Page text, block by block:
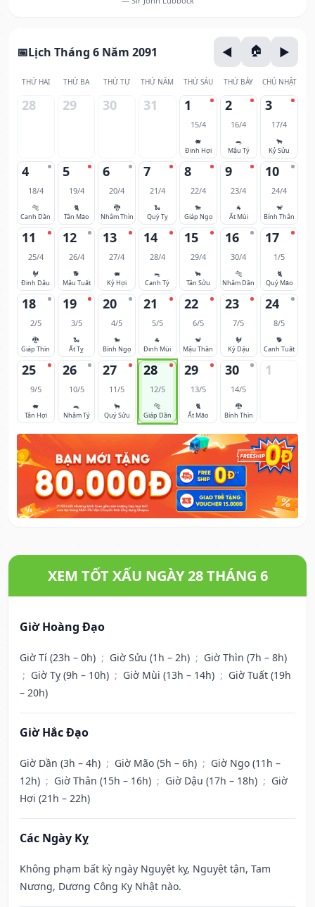
Lịch Tháng 6 Năm 2091
THỨ HAI THỨ BA THỨ TƯ THỨ NĂM THỨ SÁU THỨ BẢY CHỦ NHẬT
28 29 30 31 1
15/4
🐖
Đinh Hợi
2
16/4
🐀
Mậu Tý
3
17/4
🐂
Kỷ Sửu
4
18/4
🐅
Canh Dần
5
19/4
🐈
Tân Mão
6
20/4
🐉
Nhâm Thìn
7
21/4
🐍
Quý Tỵ
8
22/4
🐎
Giáp Ngọ
9
23/4
🐐
Ất Mùi
10
24/4
🐒
Bính Thân
11
25/4
🐓
Đinh Dậu
12
26/4
🐕
Mậu Tuất
13
27/4
🐖
Kỷ Hợi
14
28/4
🐀
Canh Tý
15
29/4
🐂
Tân Sửu
16
30/4
🐅
Nhâm Dần
17
1/5
🐈
Quý Mão
18
2/5
🐉
Giáp Thìn
19
3/5
🐍
Ất Tỵ
20
4/5
🐎
Bính Ngọ
21
5/5
🐐
Đinh Mùi
22
6/5
🐒
Mậu Thân
23
7/5
🐓
Kỷ Dậu
24
8/5
🐕
Canh Tuất
25
9/5
🐖
Tân Hợi
26
10/5
🐀
Nhâm Tý
27
11/5
🐂
Quý Sửu
28
12/5
🐅
Giáp Dần
29
13/5
🐈
Ất Mão
30
14/5
🐉
Bính Thìn
1
XEM TỐT XẤU NGÀY 28 THÁNG 6
Giờ Hoàng Đạo
Giờ Tí (23h – 0h) ; Giờ Sửu (1h – 2h) ; Giờ Thìn (7h – 8h)
; Giờ Tỵ (9h – 10h) ; Giờ Mùi (13h – 14h) ; Giờ Tuất (19h
– 20h)
Giờ Hắc Đạo
Giờ Dần (3h – 4h) ; Giờ Mão (5h – 6h) ; Giờ Ngọ (11h –
12h) ; Giờ Thân (15h – 16h) ; Giờ Dậu (17h – 18h) ; Giờ
Hợi (21h – 22h)
Các Ngày Kỵ
Không phạm bất kỳ ngày Nguyệt kỵ, Nguyệt tận, Tam
Nương, Dương Công Kỵ Nhật nào.